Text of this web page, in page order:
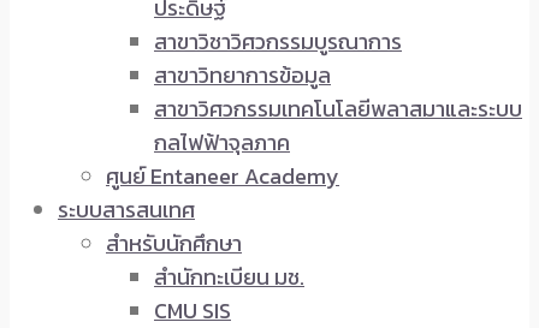
ประดิษฐ์
สาขาวิชาวิศวกรรมบูรณาการ
สาขาวิทยาการข้อมูล
สาขาวิศวกรรมเทคโนโลยีพลาสมาและระบบ
กลไฟฟ้าจุลภาค
ศูนย์ Entaneer Academy
ระบบสารสนเทศ
สำหรับนักศึกษา
สำนักทะเบียน มช.
CMU SIS